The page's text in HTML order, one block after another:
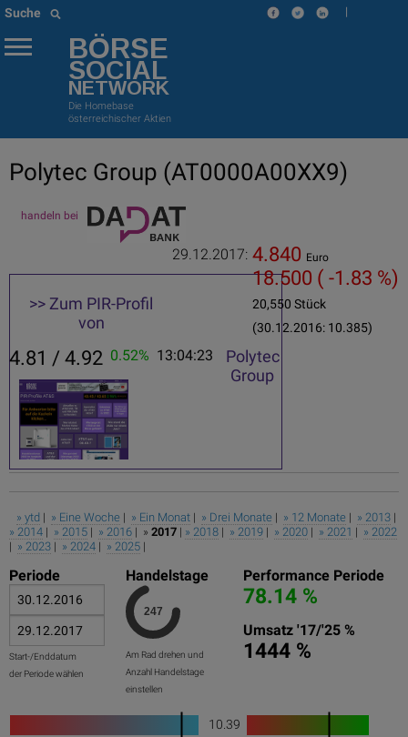
Suche |
BÖRSE
SOCIAL
NETWORK
Die Homebase
österreichischer Aktien
Polytec Group (AT0000A00XX9)
handeln bei
29.12.2017: 4.840 Euro
18.500 ( -1.83 %)
20,550 Stück
(30.12.2016: 10.385)
4.81 / 4.92 0.52% 13:04:23
>> Zum PIR-Profil
von
Polytec
Group
» ytd | » Eine Woche | » Ein Monat | » Drei Monate | » 12 Monate | » 2013 |
» 2014 | » 2015 | » 2016 | » 2017 | » 2018 | » 2019 | » 2020 | » 2021 | » 2022
| » 2023 | » 2024 | » 2025 |
Periode
Start-/Enddatum
der Periode wählen
Handelstage
Am Rad drehen und
Anzahl Handelstage
einstellen
Performance Periode
78.14 %
Umsatz '17/'25 %
1444 %
10.39
1